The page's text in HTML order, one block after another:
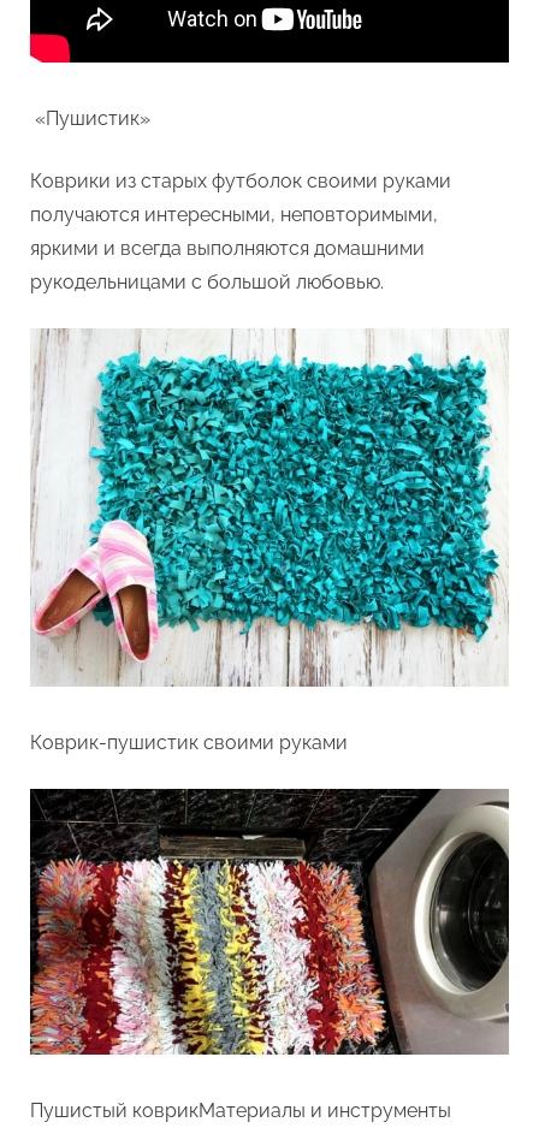
«Пушистик»
Коврики из старых футболок своими руками
получаются интересными, неповторимыми,
яркими и всегда выполняются домашними
рукодельницами с большой любовью.
Коврик-пушистик своими руками
Пушистый коврикМатериалы и инструменты